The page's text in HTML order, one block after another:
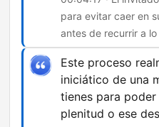
para evitar caer en
antes de recurrir a
Este proceso
iniciático de una
tienes para
plenitud o ese